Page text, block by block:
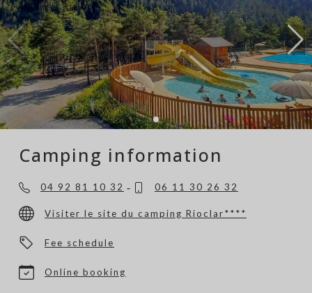
Camping information
04 92 81 10 32 - 06 11 30 26 32
Visiter le site du camping Rioclar****
Fee schedule
Online booking